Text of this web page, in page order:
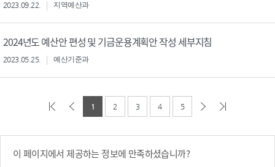
2023.09.22. 지역예산과
2024년도 예산안 편성 및 기금운용계획안 작성 세부지침
2023.05.25. 예산기준과
1 2 3 4 5
이 페이지에서 제공하는 정보에 만족하셨습니까?